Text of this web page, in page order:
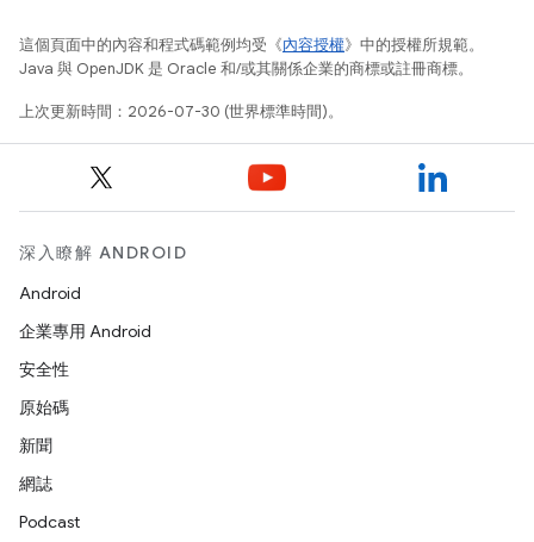
這個頁面中的內容和程式碼範例均受《內容授權》中的授權所規範。
Java 與 OpenJDK 是 Oracle 和/或其關係企業的商標或註冊商標。
上次更新時間：2026-07-30 (世界標準時間)。
深入瞭解 ANDROID
Android
企業專用 Android
安全性
原始碼
新聞
網誌
Podcast